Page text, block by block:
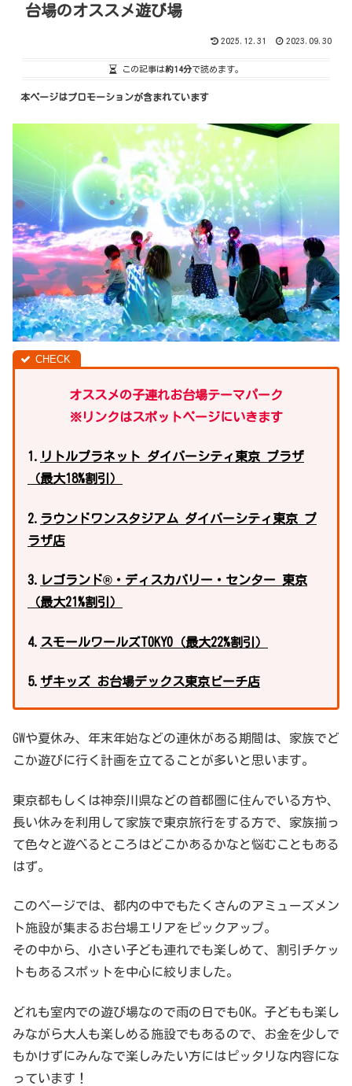
台場のオススメ遊び場
2025.12.31 2023.09.30
この記事は約14分で読めます。
本ページはプロモーションが含まれています
オススメの子連れお台場テーマパーク
※リンクはスポットページにいきます
1. リトルプラネット ダイバーシティ東京 プラザ
（最大18%割引）
2. ラウンドワンスタジアム ダイバーシティ東京 プ
ラザ店
3. レゴランド®・ディスカバリー・センター 東京
（最大21%割引）
4. スモールワールズTOKYO（最大22%割引）
5. ザキッズ お台場デックス東京ビーチ店
GWや夏休み、年末年始などの連休がある期間は、家族でど
こか遊びに行く計画を立てることが多いと思います。
東京都もしくは神奈川県などの首都圏に住んでいる方や、
長い休みを利用して家族で東京旅行をする方で、家族揃っ
て色々と遊べるところはどこかあるかなと悩むこともある
はず。
このページでは、都内の中でもたくさんのアミューズメン
ト施設が集まるお台場エリアをピックアップ。
その中から、小さい子ども連れでも楽しめて、割引チケッ
トもあるスポットを中心に絞りました。
どれも室内での遊び場なので雨の日でもOK。子どもも楽し
みながら大人も楽しめる施設でもあるので、お金を少しで
もかけずにみんなで楽しみたい方にはピッタリな内容にな
っています！